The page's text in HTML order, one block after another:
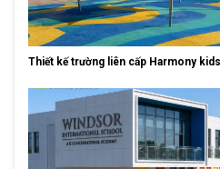
Thiết kế trường liên cấp Harmony